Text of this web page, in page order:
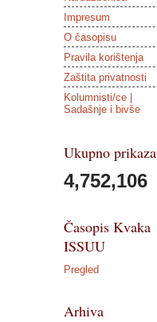
Impresum
O časopisu
Pravila korištenja
Zaštita privatnosti
Kolumnisti/ce |
Sadašnje i bivše
Ukupno prikaza
4,752,106
Časopis Kvaka
ISSUU
Pregled
Arhiva